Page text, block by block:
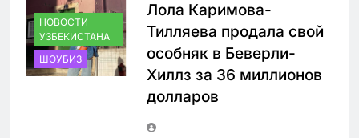
НОВОСТИ
УЗБЕКИСТАНА
ШОУБИЗ
Лола Каримова-
Тилляева продала свой
особняк в Беверли-
Хиллз за 36 миллионов
долларов